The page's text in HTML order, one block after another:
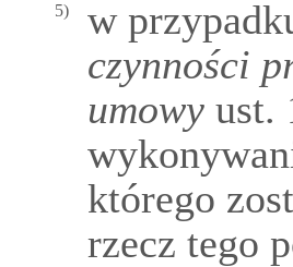
5)
w
czynności
umowy ust.
którego
rzecz tego